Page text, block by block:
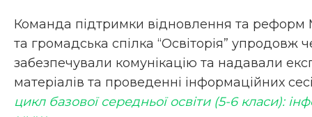
Команда підтримки відновлення та реформ
та громадська спілка “Освіторія” упродовж
забезпечували комунікацію та надавали
матеріалів та проведенні інформаційних
цикл базової середньої освіти (5-6 класи):